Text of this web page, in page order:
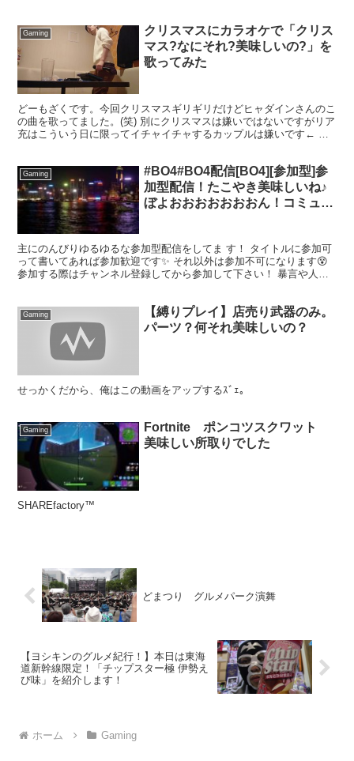
Gaming
クリスマスにカラオケで「クリス
マス?なにそれ?美味しいの?」を
歌ってみた
どーもざくです。今回クリスマスギリギリだけどヒャダインさんのこ
の曲を歌ってました。(笑) 別にクリスマスは嫌いではないですがリア
充はこういう日に限ってイチャイチャするカップルは嫌いです← よ
Gaming
#BO4#BO4配信[BO4][参加型]参
加型配信！たこやき美味しいね♪
ぼよおおおおおおおん！コミュニ
主にのんびりゆるゆるな参加型配信をしてま す！ タイトルに参加可
って書いてあれば参加歓迎です✨ それ以外は参加不可になります😵
参加する際はチャンネル登録してから参加して下さい！ 暴言や人の
Gaming
【縛りプレイ】店売り武器のみ。
パーツ？何それ美味しいの？
せっかくだから、俺はこの動画をアップするｽﾞｪ。
Gaming
Fortnite ポンコツスクワット
美味しい所取りでした
SHAREfactory™
どまつり グルメパーク演舞
【ヨシキンのグルメ紀行！】本日は東海
道新幹線限定！「チップスター極 伊勢え
び味」を紹介します！
ホーム Gaming